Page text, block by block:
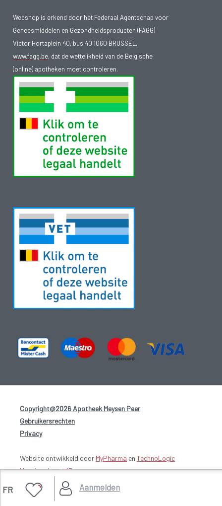
FR Aanmelden
Webshop is erkend door het Federaal Agentschap voor
Geneesmiddelen en Gezondheidsproducten (FAGG)
Victor Hortaplein 40, bus 40 1060 BRUSSEL,
www.fagg.be, dat de wettelikheid van de Belgische
(online) apotheken moet controleren.
Copyright@2026 Apotheek Meysen Peer
Gebruikersrechten
Privacy-
Website ontwikkeld door MyPharma en TechnoLogic
Hosting door @iPower